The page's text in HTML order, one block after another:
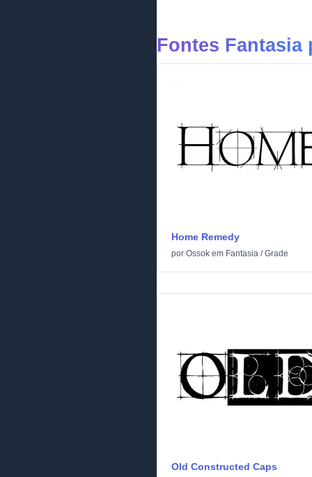
Fontes Fantasia
Home Remedy
por Ossok em Fantasia /Grade
Old Constructed Caps